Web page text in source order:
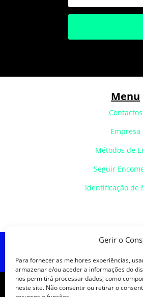
Gerir o
Para fornecer as melhores experiências,
armazenar e/ou aceder a informações do
nos permitirá processar dados, como
neste site. Não consentir ou retirar o
Menu
Contactos
Empresa
Métodos de
Seguir
Identificação de